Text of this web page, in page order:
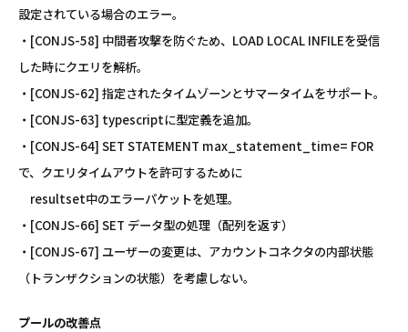
設定されている場合のエラー。
・[CONJS-58] 中間者攻撃を防ぐため、LOAD LOCAL INFILEを受信
した時にクエリを解析。
・[CONJS-62] 指定されたタイムゾーンとサマータイムをサポート。
・[CONJS-63] typescriptに型定義を追加。
・[CONJS-64] SET STATEMENT max_statement_time= FOR
で、クエリタイムアウトを許可するために
resultset中のエラーパケットを処理。
・[CONJS-66] SET データ型の処理（配列を返す）
・[CONJS-67] ユーザーの変更は、アカウントコネクタの内部状態
（トランザクションの状態）を考慮しない。
プールの改善点